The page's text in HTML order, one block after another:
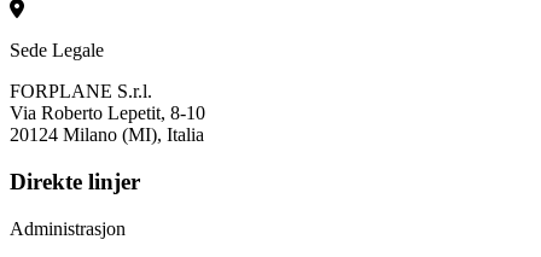
Sede Legale
FORPLANE S.r.l.
Via Roberto Lepetit, 8-10
20124 Milano (MI), Italia
Direkte linjer
Administrasjon